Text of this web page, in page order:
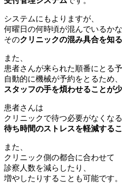
システムにもよりますが、
何曜日の何時頃が混んでいるかな
そのクリニックの混み具合を知
また、
患者さんが来られた順番にとる予
自動的に機械が予約をとるため、
スタッフの手を煩わせることが
患者さんは
クリニックで待つ必要がなくなる
待ち時間のストレスを軽減する
また、
クリニック側の都合に合わせて
診察人数を減らしたり、
増やしたりすることも可能です。